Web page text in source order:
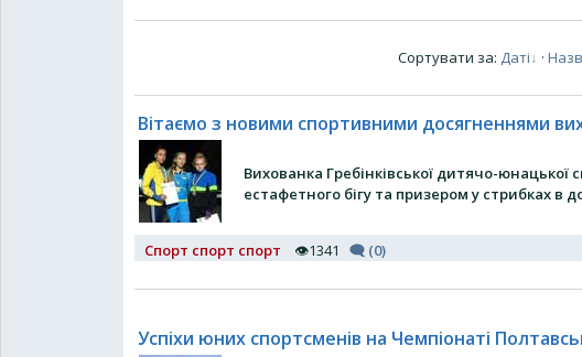
Сортувати за: Даті ·
Вітаємо з новими спортивними досягненнями
Вихованка Гребінківської дитячо-
естафетного бігу та призером у стрибках в
Спорт спорт спорт 👁1341 🗨 (0)
Успіхи юних спортсменів на Чемпіонаті